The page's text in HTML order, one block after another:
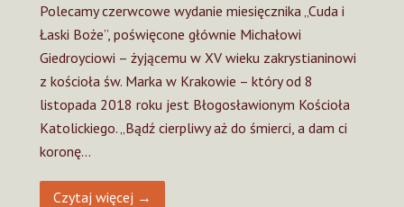
Polecamy czerwcowe wydanie miesięcznika „Cuda i
Łaski Boże”, poświęcone głównie Michałowi
Giedroyciowi – żyjącemu w XV wieku zakrystianinowi
z kościoła św. Marka w Krakowie – który od 8
listopada 2018 roku jest Błogosławionym Kościoła
Katolickiego. „Bądź cierpliwy aż do śmierci, a dam ci
koronę…
Czytaj więcej →